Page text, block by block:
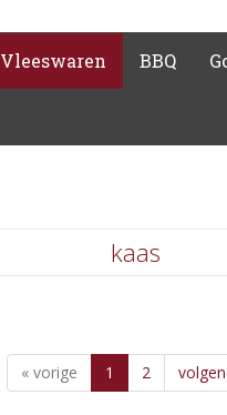
Vleeswaren BBQ
kaas
« vorige 1 2